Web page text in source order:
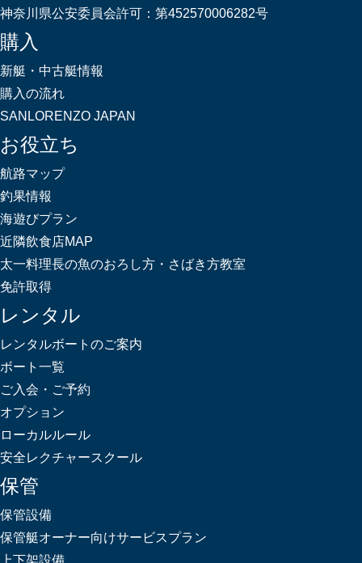
神奈川県公安委員会許可： 第452570006282号
購入
新艇・中古艇情報
購入の流れ
SANLORENZO JAPAN
お役立ち
航路マップ
釣果情報
海遊びプラン
近隣飲食店MAP
太一料理長の魚のおろし方・さばき方教室
免許取得
レンタル
レンタルボートのご案内
ボート一覧
ご入会・ご予約
オプション
ローカルルール
安全レクチャースクール
保管
保管設備
保管艇オーナー向けサービスプラン